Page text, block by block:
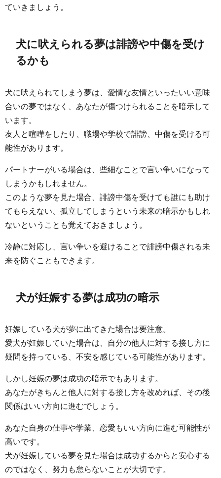
ていきましょう。
犬に吠えられる夢は誹謗や中傷を受け
るかも
犬に吠えられてしまう夢は、愛情な友情といったいい意味
合いの夢ではなく、あなたが傷つけられることを暗示して
います。
友人と喧嘩をしたり、職場や学校で誹謗、中傷を受ける可
能性があります。
パートナーがいる場合は、些細なことで言い争いになって
しまうかもしれません。
このような夢を見た場合、誹謗中傷を受けても誰にも助け
てもらえない、孤立してしまうという未来の暗示かもしれ
ないということも覚えておきましょう。
冷静に対応し、言い争いを避けることで誹謗中傷される未
来を防ぐこともできます。
犬が妊娠する夢は成功の暗示
妊娠している犬が夢に出てきた場合は要注意。
愛犬が妊娠していた場合は、自分の他人に対する接し方に
疑問を持っている、不安を感じている可能性があります。
しかし妊娠の夢は成功の暗示でもあります。
あなたがきちんと他人に対する接し方を改めれば、その後
関係はいい方向に進むでしょう。
あなた自身の仕事や学業、恋愛もいい方向に進む可能性が
高いです。
犬が妊娠している夢を見た場合は成功するからと安心する
のではなく、努力も怠らないことが大切です。